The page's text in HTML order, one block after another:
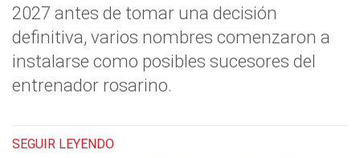
2027 antes de tomar una decisión
definitiva, varios nombres comenzaron a
instalarse como posibles sucesores del
entrenador rosarino.
SEGUIR LEYENDO